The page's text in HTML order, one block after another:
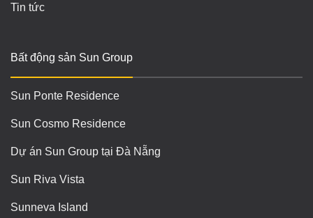
Tin tức
Bất động sản Sun Group
Sun Ponte Residence
Sun Cosmo Residence
Dự án Sun Group tại Đà Nẵng
Sun Riva Vista
Sunneva Island